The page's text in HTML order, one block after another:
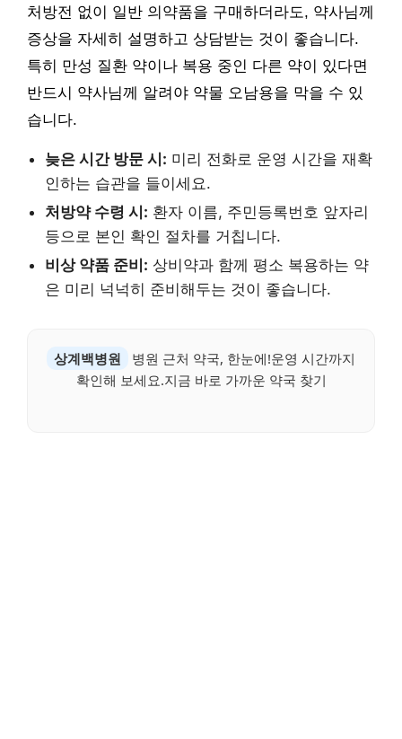
처방전 없이 일반 의약품을 구매하더라도, 약사님께
증상을 자세히 설명하고 상담받는 것이 좋습니다.
특히 만성 질환 약이나 복용 중인 다른 약이 있다면
반드시 약사님께 알려야 약물 오남용을 막을 수 있
습니다.
늦은 시간 방문 시: 미리 전화로 운영 시간을 재확
인하는 습관을 들이세요.
처방약 수령 시: 환자 이름, 주민등록번호 앞자리
등으로 본인 확인 절차를 거칩니다.
비상 약품 준비: 상비약과 함께 평소 복용하는 약
은 미리 넉넉히 준비해두는 것이 좋습니다.
상계백병원
병원 근처 약국, 한눈에!운영 시간까지
확인해 보세요.지금 바로 가까운 약국 찾기